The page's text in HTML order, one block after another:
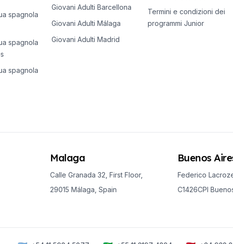
spagnola
spagnola
spagnola
Giovani Adulti Barcellona
Giovani Adulti Málaga
Giovani Adulti Madrid
Termini e condizioni dei
programmi Junior
Malaga
Calle Granada 32, First Floor,
29015 Málaga, Spain
Buenos
Federico Lacroze
C1426CPI